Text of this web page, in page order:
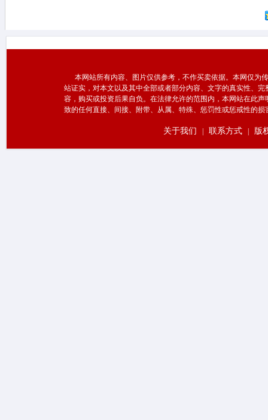
本网站所有内容、图片仅供参考，不作买卖依据。本网仅为
站证实，对本文以及其中全部或者部分内容、文字的真实性、
容，购买或投资后果自负。在法律允许的范围内，本网站在此
致的任何直接、间接、附带、从属、特殊、惩罚性或惩戒性的损
关于我们 联系方式 版